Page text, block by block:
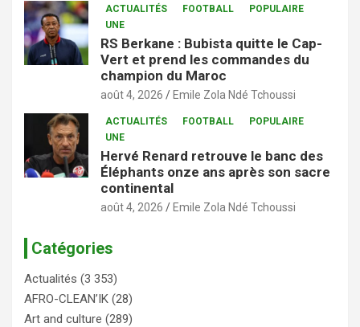
ACTUALITÉS FOOTBALL
POPULAIRE
UNE
RS Berkane : Bubista quitte le Cap-
Vert et prend les commandes du
champion du Maroc
août 4, 2026 Emile Zola Ndé Tchoussi
ACTUALITÉS FOOTBALL
POPULAIRE
UNE
Hervé Renard retrouve le banc des
Éléphants onze ans après son sacre
continental
août 4, 2026 Emile Zola Ndé Tchoussi
Catégories
Actualités (3 353)
AFRO-CLEAN’IK (28)
Art and culture (289)